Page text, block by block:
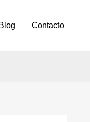
Blog Contacto